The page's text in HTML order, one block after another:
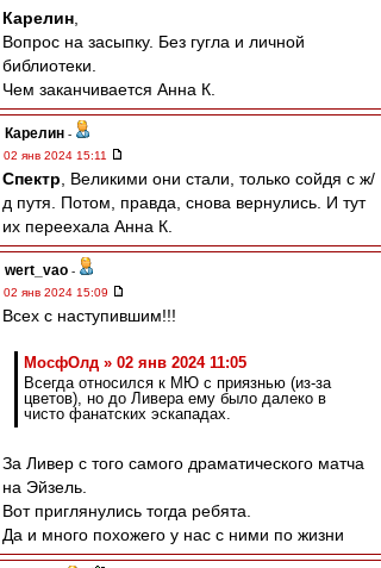
Карелин
Вопрос на засыпку. Без гугла и личной
библиотеки.
Чем заканчивается Анна К.
Карелин -
02 янв 2024 15:11
Спектр , Великими они стали, только сойдя с ж/
д путя. Потом, правда, снова вернулись. И тут
их переехала Анна К.
wert_vao -
02 янв 2024 15:09
Всех с наступившим!!!
МосфОлд » 02 янв 2024 11:05
Всегда относился к МЮ с приязнью (из-за
цветов), но до Ливера ему было далеко в
чисто фанатских эскападах.
За Ливер с того самого драматического матча
на Эйзель.
Вот приглянулись тогда ребята.
Да и много похожего у нас с ними по жизни